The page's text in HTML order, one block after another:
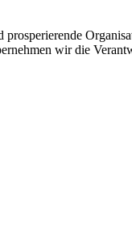
wir die